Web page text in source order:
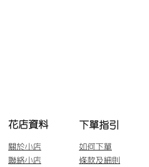
​花店資料 下單指引
關於小店
聯絡小店
如何下單
條款及細則